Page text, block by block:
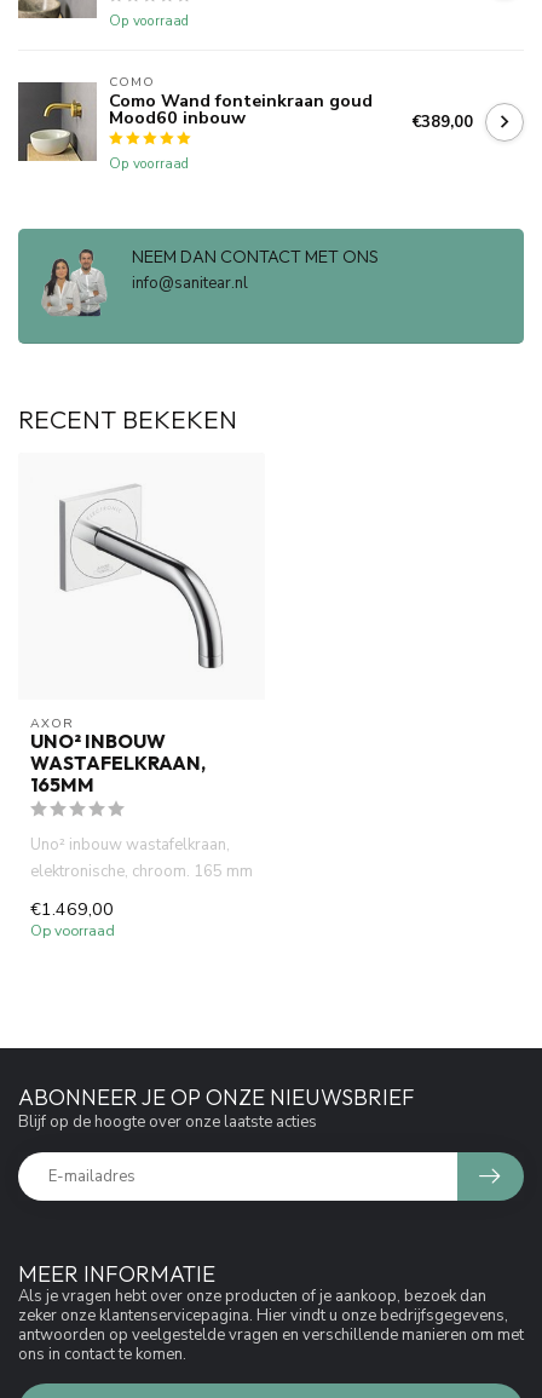
Op voorraad
COMO
Como Wand fonteinkraan goud
Mood60 inbouw
Op voorraad
€389,00
NEEM DAN CONTACT MET ONS
info@sanitear.nl
RECENT BEKEKEN
AXOR
UNO² INBOUW
WASTAFELKRAAN,
165MM
Uno² inbouw wastafelkraan,
elektronische, chroom. 165 mm
kraan uitloop met inbou...
€1.469,00
Op voorraad
MEER INFORMATIE
Als je vragen hebt over onze producten of je aankoop, bezoek dan
zeker onze klantenservicepagina. Hier vindt u onze bedrijfsgegevens,
antwoorden op veelgestelde vragen en verschillende manieren om met
ons in contact te komen.
ABONNEER JE OP ONZE NIEUWSBRIEF
Blijf op de hoogte over onze laatste acties